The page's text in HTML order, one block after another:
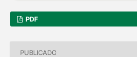
PDF
PUBLICADO